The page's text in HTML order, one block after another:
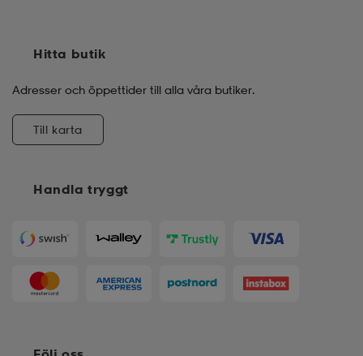
Handla tryggt
Hitta butik
Adresser och öppettider till alla våra butiker.
Till karta